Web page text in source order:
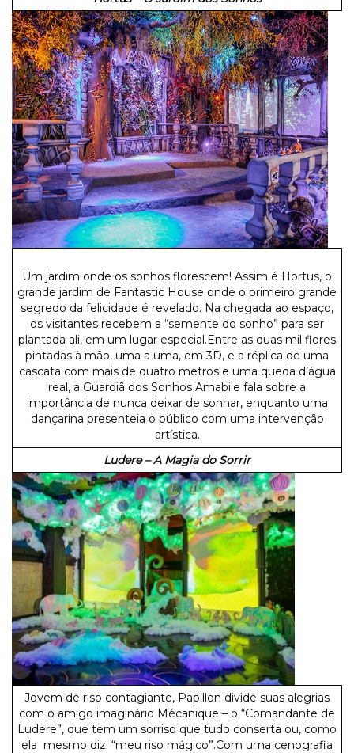
Um jardim onde os sonhos florescem! Assim é Hortus, o
grande jardim de Fantastic House onde o primeiro grande
segredo da felicidade é revelado. Na chegada ao espaço,
os visitantes recebem a “semente do sonho” para ser
plantada ali, em um lugar especial.Entre as duas mil flores
pintadas à mão, uma a uma, em 3D, e a réplica de uma
cascata com mais de quatro metros e uma queda d’água
real, a Guardiã dos Sonhos Amabile fala sobre a
importância de nunca deixar de sonhar, enquanto uma
dançarina presenteia o público com uma intervenção
artística.
Ludere – A Magia do Sorrir
Jovem de riso contagiante, Papillon divide suas alegrias
com o amigo imaginário Mécanique – o “Comandante de
Ludere”, que tem um sorriso que tudo conserta ou, como
ela mesmo diz: “meu riso mágico”.Com uma cenografia